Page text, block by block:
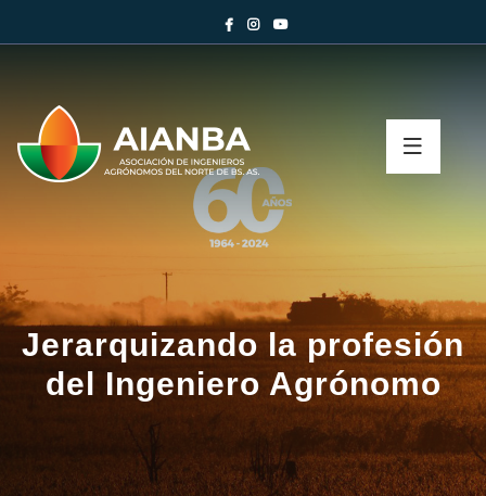
Jerarquizando la profesión
del Ingeniero Agrónomo